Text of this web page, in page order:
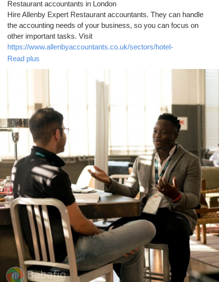
Restaurant accountants in London
Hire Allenby Expert Restaurant accountants. They can handle
the accounting needs of your business, so you can focus on
other important tasks. Visit
https://www.allenbyaccountants.co.uk/sectors/hotel-
accountants/
Read plus